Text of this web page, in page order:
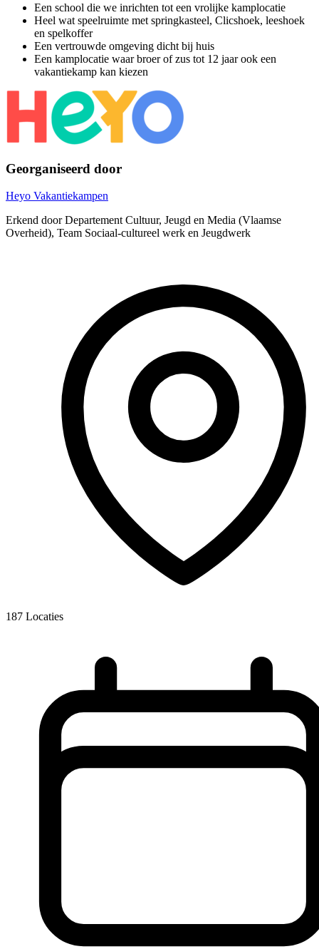
Een school die we inrichten tot een vrolijke kamplocatie
Heel wat speelruimte met springkasteel, Clicshoek, leeshoek
en spelkoffer
Een vertrouwde omgeving dicht bij huis
Een kamplocatie waar broer of zus tot 12 jaar ook een
vakantiekamp kan kiezen
Georganiseerd door
Heyo Vakantiekampen
Erkend door Departement Cultuur, Jeugd en Media (Vlaamse
Overheid), Team Sociaal-cultureel werk en Jeugdwerk
187 Locaties